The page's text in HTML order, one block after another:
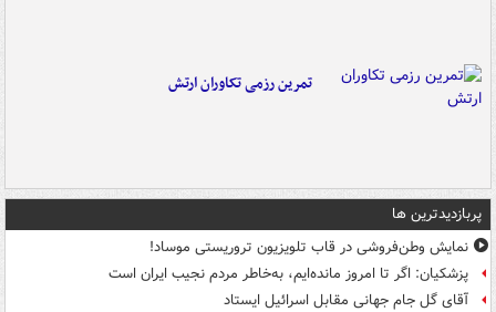
تمرین رزمی تکاوران ارتش
پربازدیدترین ها
نمایش وطن‌فروشی در قاب تلویزیون تروریستی موساد!
پزشکیان: اگر تا امروز مانده‌ایم، به‌خاطر مردم نجیب ایران است
آقای گل جام جهانی مقابل اسرائیل ایستاد